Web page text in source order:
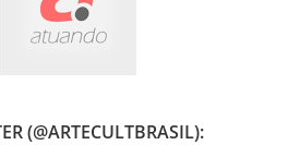
(@ARTECULTBRASIL):